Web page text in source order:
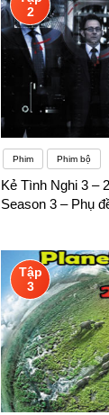
2
Phim Phim bộ
Kẻ Tình Nghi 3 –
Season 3 – Phụ
Tập
3